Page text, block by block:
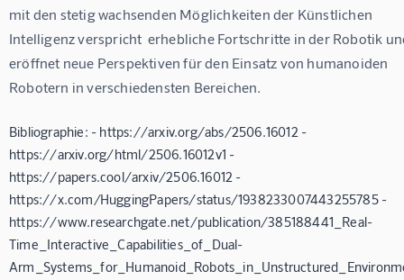
mit den stetig wachsenden Möglichkeiten der Künstlichen
Intelligenz verspricht  erhebliche Fortschritte in der Robotik
eröffnet neue Perspektiven für den Einsatz von humanoiden
Robotern in verschiedensten Bereichen.
Bibliographie: - https://arxiv.org/abs/2506.16012 -
https://arxiv.org/html/2506.16012v1 -
https://papers.cool/arxiv/2506.16012 -
https://x.com/HuggingPapers/status/1938233007443255785 -
https://www.researchgate.net/publication/385188441_Real-
Time_Interactive_Capabilities_of_Dual-